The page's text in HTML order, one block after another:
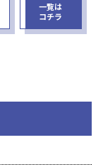
一覧は
コチラ